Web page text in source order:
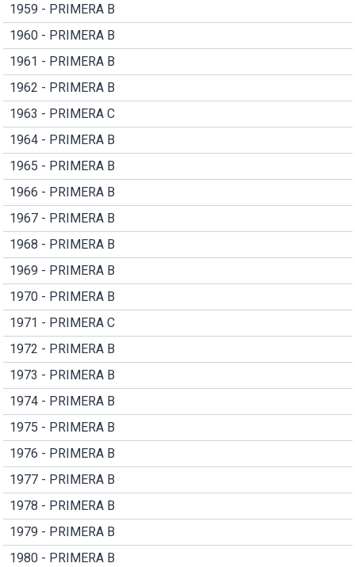
1959 - PRIMERA B
1960 - PRIMERA B
1961 - PRIMERA B
1962 - PRIMERA B
1963 - PRIMERA C
1964 - PRIMERA B
1965 - PRIMERA B
1966 - PRIMERA B
1967 - PRIMERA B
1968 - PRIMERA B
1969 - PRIMERA B
1970 - PRIMERA B
1971 - PRIMERA C
1972 - PRIMERA B
1973 - PRIMERA B
1974 - PRIMERA B
1975 - PRIMERA B
1976 - PRIMERA B
1977 - PRIMERA B
1978 - PRIMERA B
1979 - PRIMERA B
1980 - PRIMERA B